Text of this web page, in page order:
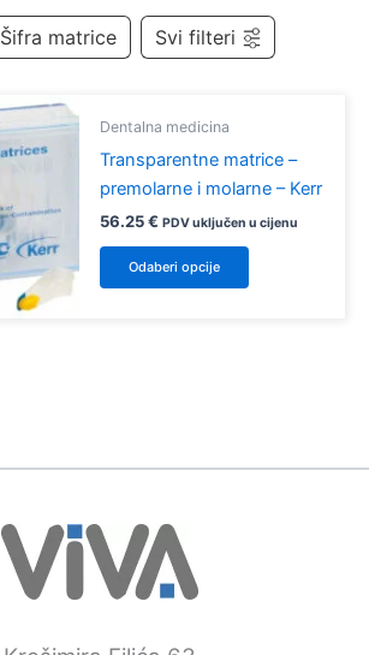
Šifra matrice Svi filteri
Dentalna medicina
Transparentne matrice –
premolarne i molarne – Kerr
56.25€ PDV uključen u cijenu
Odaberi opcije
Ovaj
proizvod